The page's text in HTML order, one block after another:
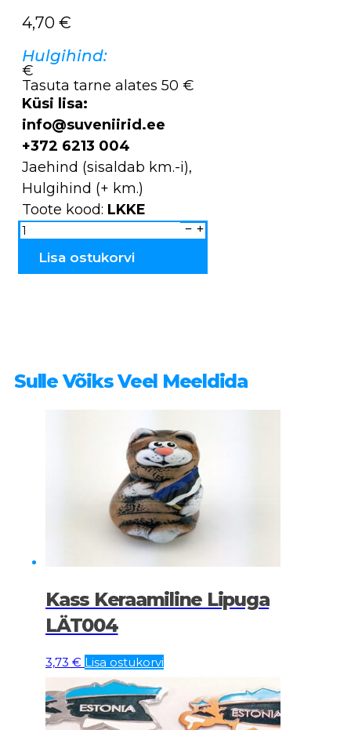
4,70 €
Hulgihind:
€
Tasuta tarne alates 50 €
Küsi lisa:
info@suveniirid.ee
+372 6213 004
Jaehind (sisaldab km.-i),
Hulgihind (+ km.)
Toote kood: LKKE
Kuusekuulid
suured
LKKE
Lisa ostukorvi
Sulle Võiks Veel Meeldida
Kass Keraamiline Lipuga
LÄT004
3,73 € Lisa ostukorvi